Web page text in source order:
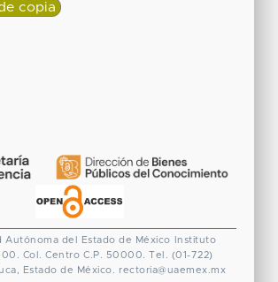
Autónoma del Estado de México
Instituto
Col. Centro C.P. 50000. Tel. (01-722)
Estado de México. rectoria@uaemex.mx